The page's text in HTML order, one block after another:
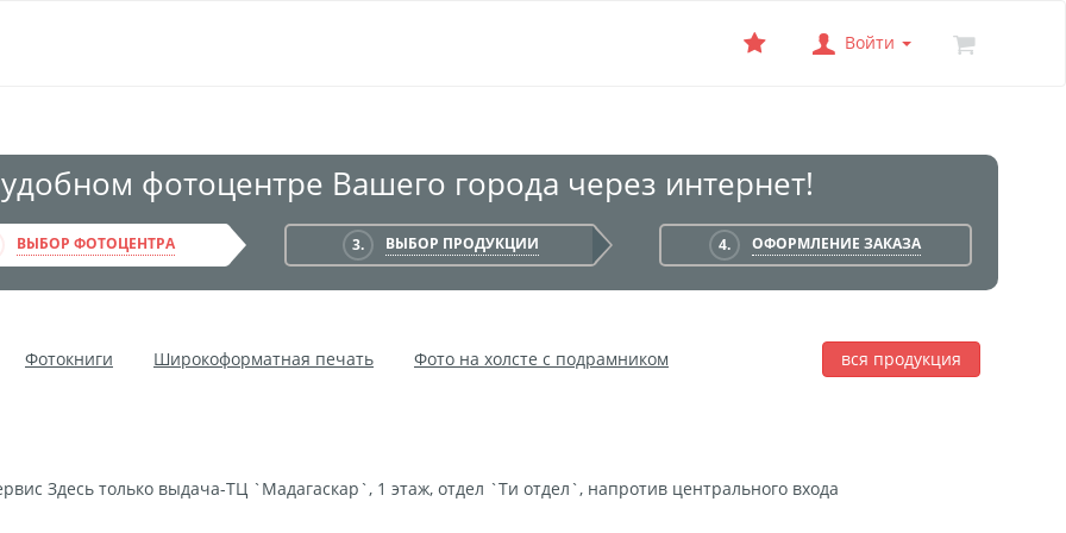
Войти
фотоцентре Вашего города через интернет!
ВЫБОР ФОТОЦЕНТРА 3. ВЫБОР ПРОДУКЦИИ 4. ОФОРМЛЕНИЕ ЗАКАЗА
Фотокниги Широкоформатная печать
Фото на холсте с подрамником
баннеров Оформление картин
Накатка Фото на ХДФ
вся продукция
Здесь только выдача-ТЦ `Мадагаскар`, 1 этаж, отдел `Tи отдел`, напротив центрального входа